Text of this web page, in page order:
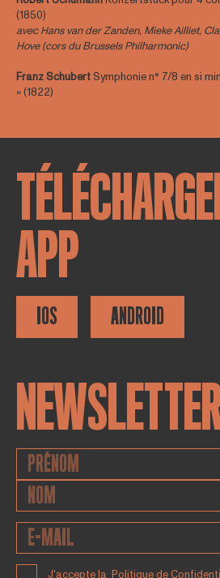
(1850)
avec Hans van der Zanden, Mieke Ailliet,
Hove (cors du Brussels Philharmonic)
Franz SchubertSymphonie n° 7/8 en si
» (1822)
APP
IOS ANDROID
J'accepte la Politique de